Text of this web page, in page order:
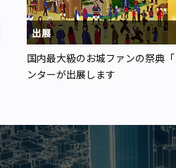
出展
国内最大級のお城ファンの祭典
ンターが出展します